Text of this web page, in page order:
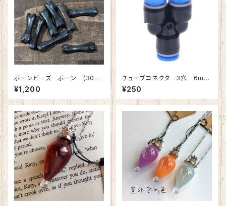
ボーンビーズ ボーン (30x
8/穴2mm) 10個入
¥1,200
チューブコネクタ 3穴 6mm
チューブ用
¥250